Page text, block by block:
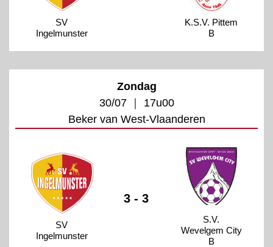
SV
Ingelmunster
K.S.V. Pittem
B
Zondag
30/07 ｜ 17u00
Beker van West-Vlaanderen
SV
Ingelmunster
3 - 3
S.V.
Wevelgem City
B